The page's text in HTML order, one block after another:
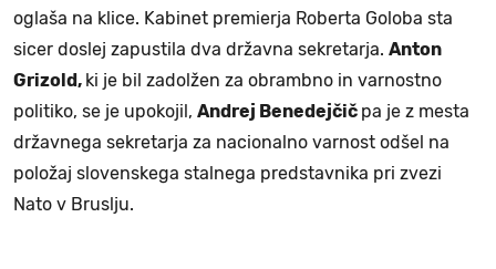
oglaša na klice. Kabinet premierja Roberta Goloba sta
sicer doslej zapustila dva državna sekretarja. Anton
Grizold, ki je bil zadolžen za obrambno in varnostno
politiko, se je upokojil, Andrej Benedejčič pa je z mesta
državnega sekretarja za nacionalno varnost odšel na
položaj slovenskega stalnega predstavnika pri zvezi
Nato v Bruslju.